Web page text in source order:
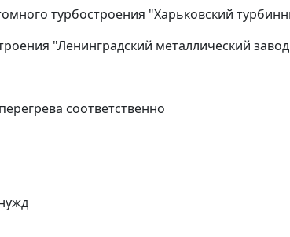
турбостроения "Харьковский
"Ленинградский металлический
соответственно